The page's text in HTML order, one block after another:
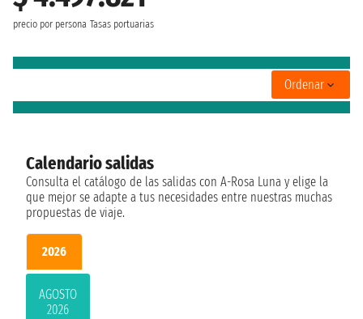
precio por persona Tasas portuarias
Ordenar
Calendario salidas
Consulta el catálogo de las salidas con A-Rosa Luna y elige la
que mejor se adapte a tus necesidades entre nuestras muchas
propuestas de viaje.
2026
AGOSTO
2026